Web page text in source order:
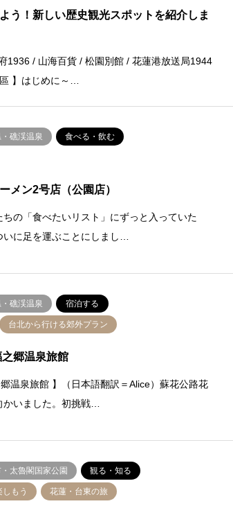
う！新しい歴史観光スポットを紹介しま
1936 / 山海百貨 / 松園別館 / 花蓮港放送局1944
】はじめに～…
礁渓温泉 食べる・飲む
メン2号店（公園店）
の「食べたいリスト」にずっと入っていた
いに足を運ぶことにしまし…
礁渓温泉 宿泊する
台北から行ける郊外プラン
之郷温泉旅館
温泉旅館 】（日本語翻訳＝Alice）蘇花公路花
いました。初挑戦…
太魯閣国家公園 観る・知る
もう 花蓮・台東の旅